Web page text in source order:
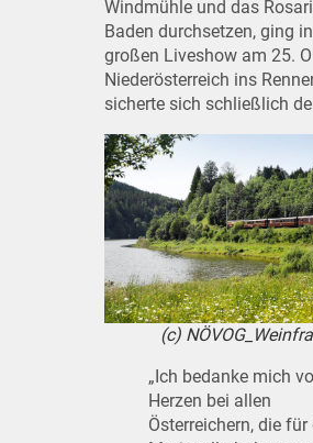
Windmühle und das
Baden durchsetzen, ging
großen Liveshow am 25.
Niederösterreich ins
sicherte sich schließlich
(c)
„Ich bedanke mich
Herzen bei allen
Österreichern, die für